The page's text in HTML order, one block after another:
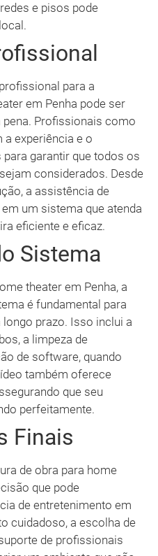
e pisos pode
para a
em Penha pode ser
pena. Profissionais como
a experiência e o
garantir que todos os
considerados. Desde
a assistência de
um sistema que atenda
eficiente e eficaz.
Sistema
theater em Penha, a
é fundamental para
prazo. Isso inclui a
a limpeza de
de software, quando
também oferece
que seu
perfeitamente.
Finais
de obra para home
que pode
de entretenimento em
cuidadoso, a escolha de
de profissionais